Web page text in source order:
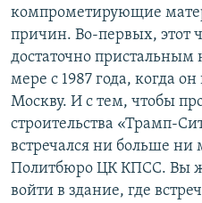
компрометирующие
причин. Во-первых, этот
достаточно
мере с 1987 года, когда
Москву. И с тем, чтобы
строительства «Трамп-
встречался ни больше
Политбюро ЦК КПСС. Вы
войти в здание, где